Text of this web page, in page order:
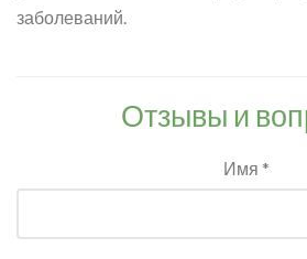
заболеваний.
Отзывы и
Имя *